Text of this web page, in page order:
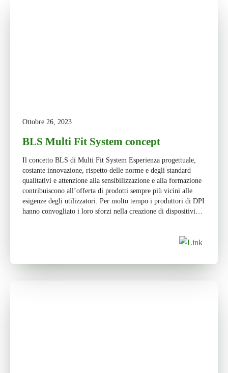
Ottobre 26, 2023
BLS Multi Fit System concept
Il concetto BLS di Multi Fit System Esperienza progettuale,
costante innovazione, rispetto delle norme e degli standard
qualitativi e attenzione alla sensibilizzazione e alla formazione
contribuiscono all’offerta di prodotti sempre più vicini alle
esigenze degli utilizzatori. Per molto tempo i produttori di DPI
hanno convogliato i loro sforzi nella creazione di dispositivi